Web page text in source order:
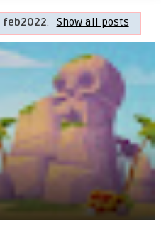
feb2022. Show all posts